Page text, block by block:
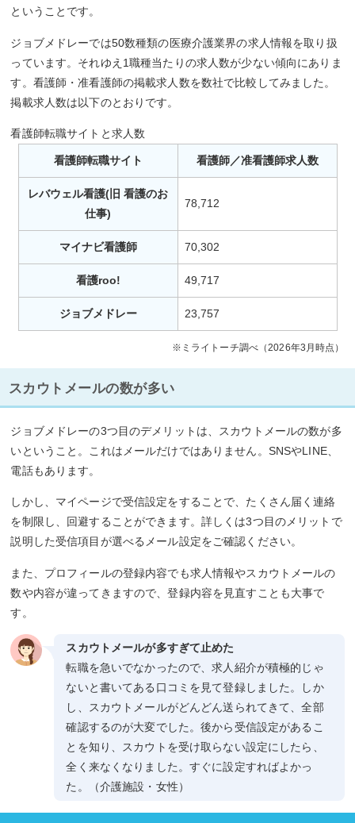
ということです。
ジョブメドレーでは50数種類の医療介護業界の求人情報を取り扱
っています。それゆえ1職種当たりの求人数が少ない傾向にありま
す。看護師・准看護師の掲載求人数を数社で比較してみました。
掲載求人数は以下のとおりです。
看護師転職サイトと求人数
看護師転職サイト 看護師／准看護師求人数
レバウェル看護(旧 看護のお
仕事)
78,712
マイナビ看護師 70,302
看護roo! 49,717
ジョブメドレー 23,757
※ミライトーチ調べ（2026年3月時点）
スカウトメールの数が多い
ジョブメドレーの3つ目のデメリットは、スカウトメールの数が多
いということ。これはメールだけではありません。SNSやLINE、
電話もあります。
しかし、マイページで受信設定をすることで、たくさん届く連絡
を制限し、回避することができます。詳しくは3つ目のメリットで
説明した受信項目が選べるメール設定をご確認ください。
また、プロフィールの登録内容でも求人情報やスカウトメールの
数や内容が違ってきますので、登録内容を見直すことも大事で
す。
スカウトメールが多すぎて止めた
転職を急いでなかったので、求人紹介が積極的じゃ
ないと書いてある口コミを見て登録しました。しか
し、スカウトメールがどんどん送られてきて、全部
確認するのが大変でした。後から受信設定があるこ
とを知り、スカウトを受け取らない設定にしたら、
全く来なくなりました。すぐに設定すればよかっ
た。（介護施設・女性）